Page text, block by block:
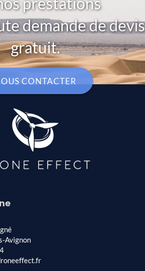
demande de devis
gratuit.
CONTACTER
Avignon